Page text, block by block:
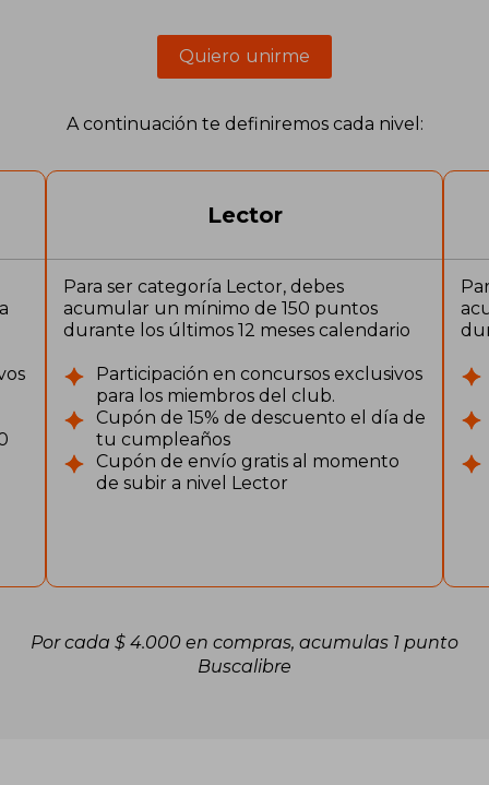
Quiero unirme
A continuación te definiremos cada nivel:
Lector
Para ser categoría Lector, debes
acumular un mínimo de 150 puntos
durante los últimos 12 meses calendario
Participación en concursos exclusivos
para los miembros del club.
Cupón de 15% de descuento el día de
tu cumpleaños
Cupón de envío gratis al momento
de subir a nivel Lector
Por cada $ 4.000 en compras, acumulas 1 punto
Buscalibre